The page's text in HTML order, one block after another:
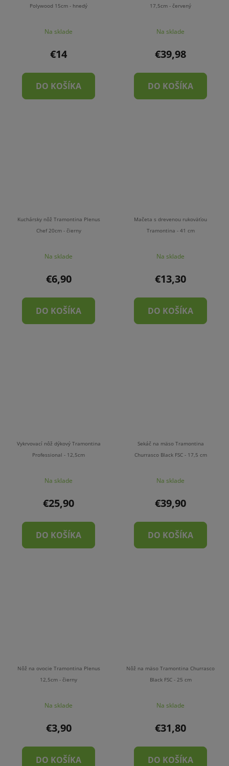
Polywood 15cm - hnedý
Na sklade
€14
DO KOŠÍKA
17,5cm - červený
Na sklade
€39,98
DO KOŠÍKA
Kuchársky nôž Tramontina Plenus
Chef 20cm - čierny
Na sklade
€6,90
DO KOŠÍKA
Mačeta s drevenou rukoväťou
Tramontina - 41 cm
Na sklade
€13,30
DO KOŠÍKA
Vykrvovací nôž dýkový Tramontina
Professional - 12,5cm
Na sklade
€25,90
DO KOŠÍKA
Sekáč na mäso Tramontina
Churrasco Black FSC - 17,5 cm
Na sklade
€39,90
DO KOŠÍKA
Nôž na ovocie Tramontina Plenus
12,5cm - čierny
Na sklade
€3,90
DO KOŠÍKA
Nôž na mäso Tramontina Churrasco
Black FSC - 25 cm
Na sklade
€31,80
DO KOŠÍKA